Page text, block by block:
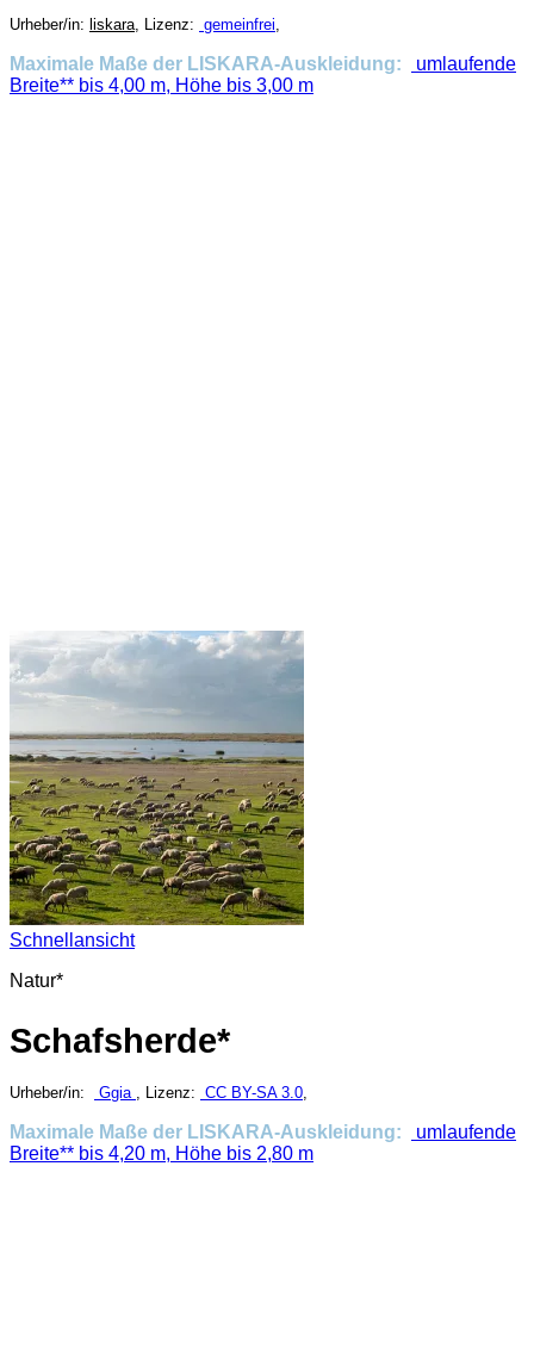
Urheber/in: liskara, Lizenz: gemeinfrei,
Maximale Maße der LISKARA-Auskleidung:
umlaufende
Breite** bis 4,00 m, Höhe bis 3,00 m
Schnellansicht
Natur*
Schafsherde*
Urheber/in: Ggia , Lizenz: CC BY-SA 3.0,
Maximale Maße der LISKARA-Auskleidung:
umlaufende
Breite** bis 4,20 m, Höhe bis 2,80 m